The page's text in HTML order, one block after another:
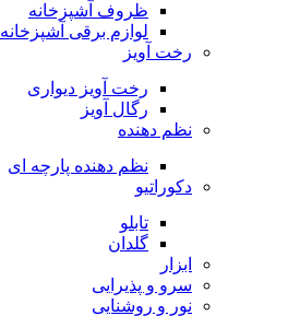
ظروف آشپزخانه
لوازم برقی آشپزخانه
رخت آویز
رخت آویز دیواری
رگال آویز
نظم دهنده
نظم دهنده پارچه ای
دکوراتیو
تابلو
گلدان
ابزار
سرو و پذیرایی
نور و روشنایی